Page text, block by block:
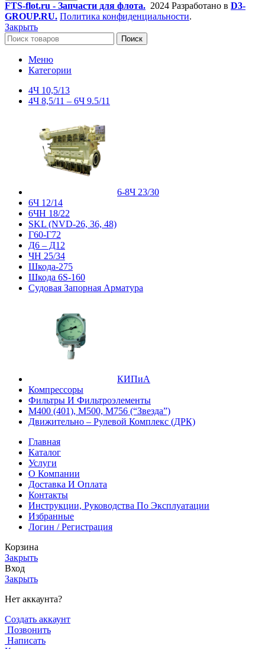
FTS-flot.ru - Запчасти для флота. 2024 Разработано в D3-
GROUP.RU. Политика конфиденциальности.
Закрыть
Поиск
Меню
Категории
4Ч 10,5/13
4Ч 8,5/11 – 6Ч 9.5/11
6-8Ч 23/30
6Ч 12/14
6ЧН 18/22
SKL (NVD-26, 36, 48)
Г60-Г72
Д6 – Д12
ЧН 25/34
Шкода-275
Шкода 6S-160
Судовая Запорная Арматура
КИПиА
Компрессоры
Фильтры И Фильтроэлементы
М400 (401), М500, М756 (“Звезда”)
Движительно – Рулевой Комплекс (ДРК)
Главная
Каталог
Услуги
О Компании
Доставка И Оплата
Контакты
Инструкции, Руководства По Эксплуатации
Избранные
Логин / Регистрация
Корзина
Закрыть
Вход
Закрыть
Нет аккаунта?
Создать аккаунт
Позвонить
Написать